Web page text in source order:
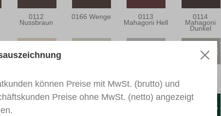
0112
Nussbraun
0166 Wenge 0113
Mahagoni Hell
0114
Mahagoni
Dunkel
können Preise mit MwSt. (brutto) und
Preise ohne MwSt. (netto) angezeigt